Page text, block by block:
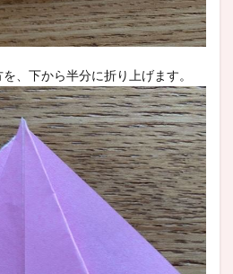
、下から半分に折り上げます。